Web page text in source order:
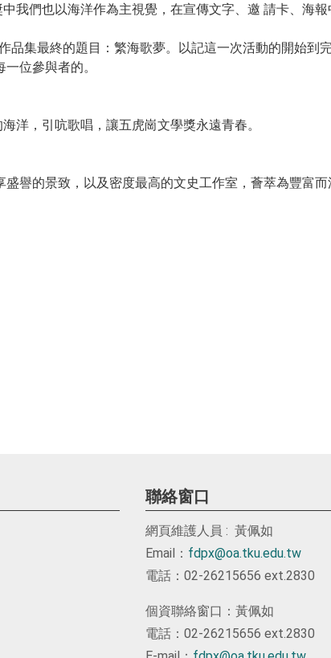
我們也以海洋作為主視覺，在宣傳文字、邀 請卡、海
集最終的題目：繁海歌夢。以記這一次活動的開始到
位參與者的。
海洋，引吭歌唱，讓五虎崗文學獎永遠青春。
的景致，以及密度最高的文史工作室，薈萃為豐富而
聯絡窗口
網頁維護人員 : 黃佩如
Email： fdpx@oa.tku.edu.tw
電話：02-26215656 ext.2830
個資聯絡窗口：黃佩如
電話：02-26215656 ext.2830